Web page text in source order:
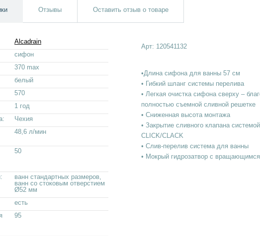
Отзывы Оставить отзыв о товаре
Alcadrain
сифон
370 max
белый
570
1 год
Чехия
48,6 л/мин
50
ванн стандартных размеров,
ванн со стоковым отверстием
Ø52 мм
есть
95
Арт: 120541132
•Длина сифона для ванны 57 см
• Гибкий шланг системы перелива
• Легкая очистка сифона сверху –
полностью съемной сливной решетке
• Сниженная высота монтажа
• Закрытие сливного клапана системой
CLICK/CLACK
• Слив-перелив система для ванны
• Мокрый гидрозатвор с